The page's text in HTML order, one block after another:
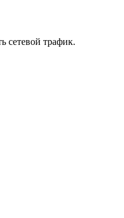
сетевой трафик.